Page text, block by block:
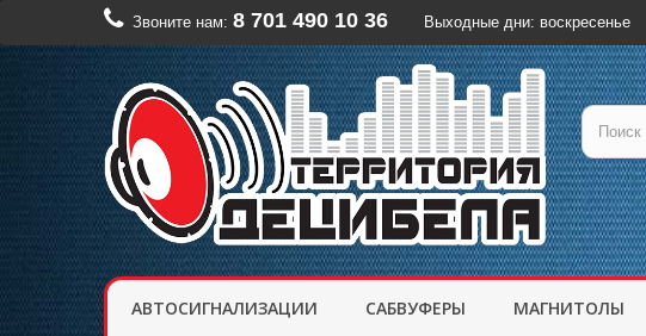
Звоните нам: 8 701 490 10 36 Выходные дни: воскресенье
АВТОСИГНАЛИЗАЦИИ САБВУФЕРЫ МАГНИТОЛЫ